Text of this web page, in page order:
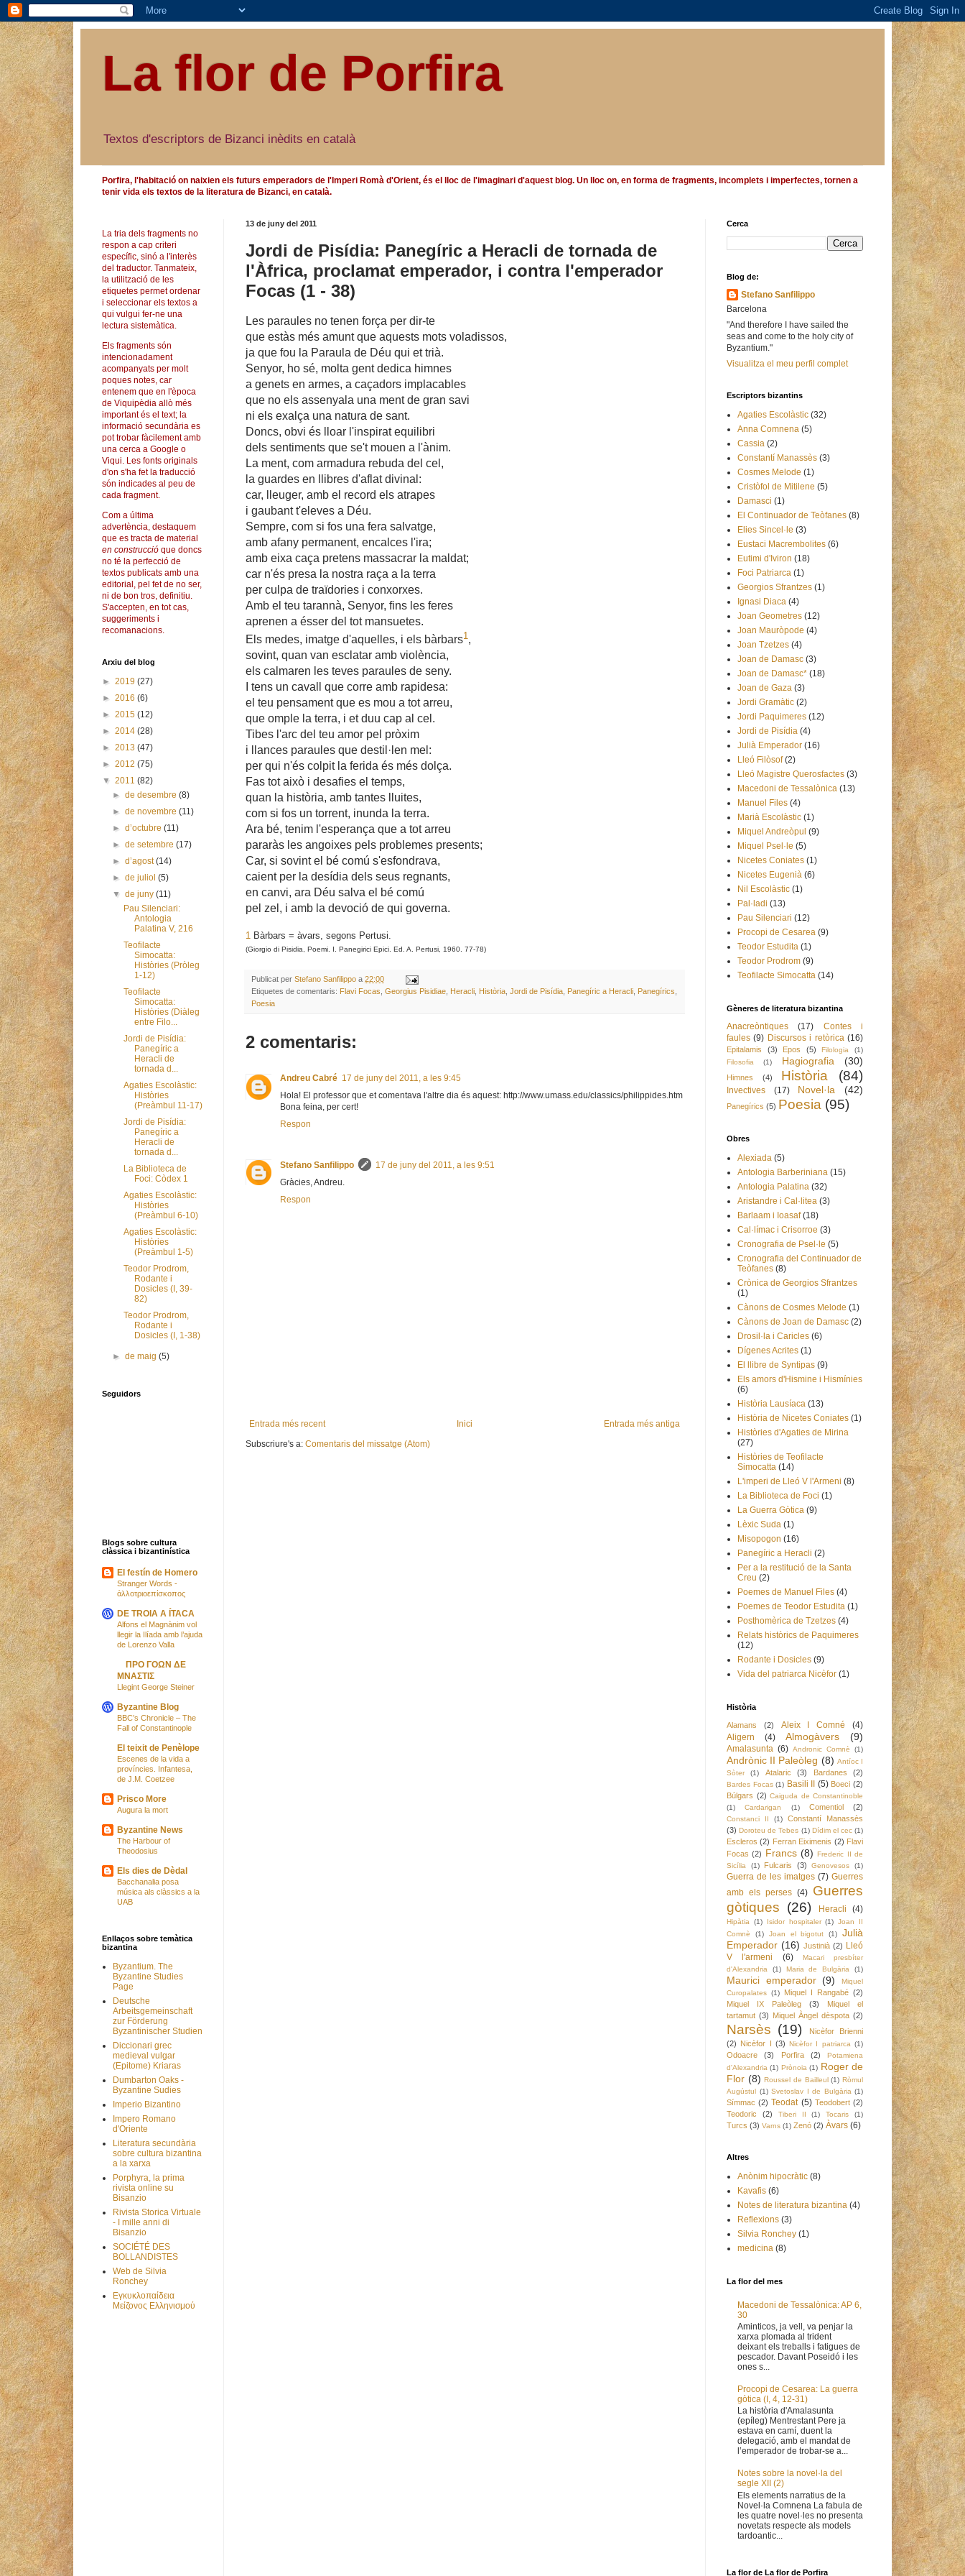
La flor de Porfira
Textos d'escriptors de Bizanci inèdits en català
Porfira, l'habitació on naixien els futurs emperadors de l'Imperi Romà d'Orient, és el lloc de l'imaginari d'aquest blog. Un lloc on, en forma de fragments, incomplets i imperfectes, tornen a
tenir vida els textos de la literatura de Bizanci, en català.
13 de juny del 2011
Jordi de Pisídia: Panegíric a Heracli de tornada de
l'Àfrica, proclamat emperador, i contra l'emperador
Focas (1 - 38)
Les paraules no tenen força per dir-te
que estàs més amunt que aquests mots voladissos,
ja que fou la Paraula de Déu qui et trià.
Senyor, ho sé, molta gent dedica himnes
a genets en armes, a caçadors implacables
que no els assenyala una ment de gran savi
ni els exalça una natura de sant.
Doncs, obvi és lloar l'inspirat equilibri
dels sentiments que se't mouen a l'ànim.
La ment, com armadura rebuda del cel,
la guardes en llibres d'aflat divinal:
car, lleuger, amb el record els atrapes
i gaubant t'eleves a Déu.
Sempre, com si fos una fera salvatge,
amb afany permanent, encalces l'ira;
amb eixa caça pretens massacrar la maldat;
car n'és presa la nostra raça a la terra
per culpa de traïdories i conxorxes.
Amb el teu tarannà, Senyor, fins les feres
aprenen a ésser del tot mansuetes.
Els medes, imatge d'aquelles, i els bàrbars1 ,
sovint, quan van esclatar amb violència,
els calmaren les teves paraules de seny.
I tens un cavall que corre amb rapidesa:
el teu pensament que es mou a tot arreu,
que omple la terra, i et duu cap al cel.
Tibes l'arc del teu amor pel pròxim
i llances paraules que destil·len mel:
per qui n'és colpit la ferida és més dolça.
Fas tot això i desafies el temps,
quan la història, amb tantes lluites,
com si fos un torrent, inunda la terra.
Ara bé, tenim l'esperança que a tot arreu
pararàs les angoixes pels problemes presents;
Car, si sovint el bé comú s'esfondrava,
caient per la desídia dels seus regnants,
en canvi, ara Déu salva el bé comú
pel zel, i amb la devoció de qui governa.
1 Bàrbars = àvars, segons Pertusi.
(Giorgio di Pisidia, Poemi. I. Panegirici Epici. Ed. A. Pertusi, 1960. 77-78)
Publicat per Stefano Sanfilippo a 22:00
Etiquetes de comentaris: Flavi Focas Georgius Pisidiae Heracli Història Jordi de Pisídia Panegíric a Heracli Panegírics
Poesia
2 comentaris:
Andreu Cabré 17 de juny del 2011, a les 9:45
Hola! El professor que et comentava l'altre dia és aquest: http://www.umass.edu/classics/philippides.htm
Bona feina, per cert!
Respon
Stefano Sanfilippo
17 de juny del 2011, a les 9:51
Gràcies, Andreu.
Respon
Entrada més recent Entrada més antiga
Inici
Subscriure's a: Comentaris del missatge (Atom)
La tria dels fragments no
respon a cap criteri
específic, sinó a l'interès
del traductor. Tanmateix,
la utilització de les
etiquetes permet ordenar
i seleccionar els textos a
qui vulgui fer-ne una
lectura sistemàtica.
Els fragments són
intencionadament
acompanyats per molt
poques notes, car
entenem que en l'època
de Viquipèdia allò més
important és el text; la
informació secundària es
pot trobar fàcilement amb
una cerca a Google o
Viqui. Les fonts originals
d'on s'ha fet la traducció
són indicades al peu de
cada fragment.
Com a última
advertència, destaquem
que es tracta de material
en construcció que doncs
no té la perfecció de
textos publicats amb una
editorial, pel fet de no ser,
ni de bon tros, definitiu.
S'accepten, en tot cas,
suggeriments i
recomanacions.
Arxiu del blog
► 2019 (27)
► 2016 (6)
► 2015 (12)
► 2014 (28)
► 2013 (47)
► 2012 (75)
▼ 2011 (82)
►de desembre(8)
►de novembre(11)
►d’octubre(11)
►de setembre(17)
►d’agost(14)
►de juliol(5)
▼de juny(11)
Pau Silenciari:
Antologia
Palatina V, 216
Teofilacte
Simocatta:
Històries (Pròleg
1-12)
Teofilacte
Simocatta:
Històries (Diàleg
entre Filo...
Jordi de Pisídia:
Panegíric a
Heracli de
tornada d...
Agaties Escolàstic:
Històries
(Preàmbul 11-17)
Jordi de Pisídia:
Panegíric a
Heracli de
tornada d...
La Biblioteca de
Foci: Còdex 1
Agaties Escolàstic:
Històries
(Preàmbul 6-10)
Agaties Escolàstic:
Històries
(Preàmbul 1-5)
Teodor Prodrom,
Rodante i
Dosicles (I, 39-
82)
Teodor Prodrom,
Rodante i
Dosicles (I, 1-38)
►de maig(5)
Seguidors
Blogs sobre cultura
clàssica i bizantinística
El festín de Homero
Stranger Words -
ἀλλοτριοεπίσκοπος
DE TROIA A ÍTACA
Alfons el Magnànim vol
llegir la Ilíada amb l’ajuda
de Lorenzo Valla
ΠΡΟ ΓΟΩΝ ΔΕ
ΜΝΑΣΤΙΣ
Llegint George Steiner
Byzantine Blog
BBC’s Chronicle – The
Fall of Constantinople
El teixit de Penèlope
Escenes de la vida a
províncies. Infantesa,
de J.M. Coetzee
Prisco More
Augura la mort
Byzantine News
The Harbour of
Theodosius
Els dies de Dèdal
Bacchanalia posa
música als clàssics a la
UAB
Enllaços sobre temàtica
bizantina
Byzantium. The
Byzantine Studies
Page
Deutsche
Arbeitsgemeinschaft
zur Förderung
Byzantinischer Studien
Diccionari grec
medieval vulgar
(Epitome) Kriaras
Dumbarton Oaks -
Byzantine Sudies
Imperio Bizantino
Impero Romano
d'Oriente
Literatura secundària
sobre cultura bizantina
a la xarxa
Porphyra, la prima
rivista online su
Bisanzio
Rivista Storica Virtuale
- I mille anni di
Bisanzio
SOCIÉTÉ DES
BOLLANDISTES
Web de Silvia
Ronchey
Εγκυκλοπαίδεια
Μείζονος Ελληνισμού
Cerca
Blog de:
Stefano Sanfilippo
Barcelona
"And therefore I have sailed the
seas and come to the holy city of
Byzantium."
Visualitza el meu perfil complet
Escriptors bizantins
Agaties Escolàstic (32)
Anna Comnena (5)
Cassia (2)
Constantí Manassès (3)
Cosmes Melode (1)
Cristòfol de Mitilene (5)
Damasci (1)
El Continuador de Teòfanes (8)
Elies Sincel·le (3)
Eustaci Macrembolites (6)
Eutimi d'Iviron (18)
Foci Patriarca (1)
Georgios Sfrantzes (1)
Ignasi Diaca (4)
Joan Geometres (12)
Joan Mauròpode (4)
Joan Tzetzes (4)
Joan de Damasc (3)
Joan de Damasc* (18)
Joan de Gaza (3)
Jordi Gramàtic (2)
Jordi Paquimeres (12)
Jordi de Pisídia (4)
Julià Emperador (16)
Lleó Filòsof (2)
Lleó Magistre Querosfactes (3)
Macedoni de Tessalònica (13)
Manuel Files (4)
Marià Escolàstic (1)
Miquel Andreòpul (9)
Miquel Psel·le (5)
Nicetes Coniates (1)
Nicetes Eugenià (6)
Nil Escolàstic (1)
Pal·ladi (13)
Pau Silenciari (12)
Procopi de Cesarea (9)
Teodor Estudita (1)
Teodor Prodrom (9)
Teofilacte Simocatta (14)
Gèneres de literatura bizantina
Anacreòntiques (17)
Contes i
faules (9) Discursos i retòrica (16)
Epitalamis (3) Epos (5) Filologia
(1)
Filosofia
(1) Hagiografia (30)
Himnes (4) Història (84)
Invectives (17) Novel·la (42)
Panegírics (5) Poesia (95)
Obres
Alexiada (5)
Antologia Barberiniana (15)
Antologia Palatina (32)
Aristandre i Cal·litea (3)
Barlaam i Ioasaf (18)
Cal·límac i Crisorroe (3)
Cronografia de Psel·le (5)
Cronografia del Continuador de
Teòfanes (8)
Crònica de Georgios Sfrantzes
(1)
Cànons de Cosmes Melode (1)
Cànons de Joan de Damasc (2)
Drosil·la i Caricles (6)
Dígenes Acrites (1)
El llibre de Syntipas (9)
Els amors d'Hismine i Hismínies
(6)
Història Lausíaca (13)
Història de Nicetes Coniates (1)
Històries d'Agaties de Mirina
(27)
Històries de Teofilacte
Simocatta (14)
L'imperi de Lleó V l'Armeni (8)
La Biblioteca de Foci (1)
La Guerra Gòtica (9)
Lèxic Suda (1)
Misopogon (16)
Panegíric a Heracli (2)
Per a la restitució de la Santa
Creu (2)
Poemes de Manuel Files (4)
Poemes de Teodor Estudita (1)
Posthomèrica de Tzetzes (4)
Relats històrics de Paquimeres
(12)
Rodante i Dosicles (9)
Vida del patriarca Nicèfor (1)
Història
Alamans (2) Aleix I Comné
(4)
Aligern
(4) Almogàvers (9)
Amalasunta (6) Andronic Comnè (1)
Andrònic II Paleòleg (8) Antíoc I
Sòter
(1) Atalaric (3) Bardanes (2)
Bardes Focas (1) Basili II (5) Boeci (2)
Búlgars (2) Caiguda de Constantinoble
(1)
Cardarigan (1) Comentiol (2)
Constanci II (1)
Constantí Manassès
(3) Doroteu de Tebes (1) Dídim el cec (1)
Escleros (2) Ferran Eiximenis (2) Flavi
Focas (2) Francs (8)
Frederic II de
Sicília
(1) Fulcaris (3) Genovesos (1)
Guerra de les imatges (7) Guerres
amb els perses (4) Guerres
gòtiques (26) Heracli (4)
Hipàtia (1) Isidor hospitaler (1) Joan II
Comnè
(1) Joan el bigotut (1)
Julià
Emperador (16) Justinià (2) Lleó
V l'armeni
(6)
Macari presbíter
d'Alexandria
(1) Maria de Bulgària (1)
Maurici emperador (9)
Miquel
Curopalates (1) Miquel I Rangabé (2)
Miquel IX Paleòleg
(3)
Miquel el
tartamut (3) Miquel Àngel dèspota (2)
Narsès (19)
Nicèfor Brienni
(2) Nicèfor I (3) Nicèfor I patriarca (1)
Odoacre (3) Porfira (2)
Potamiena
d'Alexandria (1) Prònoia (1) Roger de
Flor (8) Roussel de Bailleul (1) Ròmul
Augústul
(1) Svetoslav I de Bulgària (1)
Símmac (2) Teodat (5) Teodobert (2)
Teodoric
(2) Tiberi II (1) Tocaris (1)
Turcs (3) Varns (1) Zenó (2) Àvars (6)
Altres
Anònim hipocràtic (8)
Kavafis (6)
Notes de literatura bizantina (4)
Reflexions (3)
Silvia Ronchey (1)
medicina (8)
La flor del mes
Macedoni de Tessalònica: AP 6,
30
Aminticos, ja vell, va penjar la
xarxa plomada al trident
deixant els treballs i fatigues de
pescador. Davant Poseidó i les
ones s...
Procopi de Cesarea: La guerra
gòtica (I, 4, 12-31)
La història d'Amalasunta
(epíleg) Mentrestant Pere ja
estava en camí, duent la
delegació, amb el mandat de
l’emperador de trobar-se a...
Notes sobre la novel·la del
segle XII (2)
Els elements narratius de la
Novel·la Comnena La fabula de
les quatre novel·les no presenta
novetats respecte als models
tardoantic...
La flor de La flor de Porfira